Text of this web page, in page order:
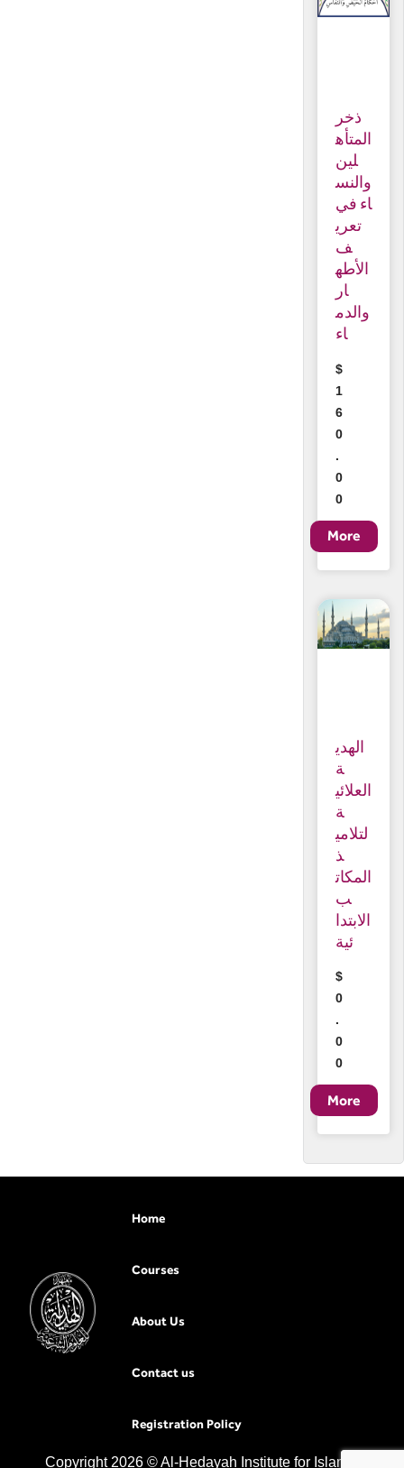
ذخر
المتأه
لين
والنس
اء في
تعري
ف
الأطه
ار
والدم
اء
$
1
6
0
.
0
0
الهدي
ة
العلائي
ة
لتلامي
ذ
المكات
ب
الابتدا
ئية
$
0
.
0
0
Home
Courses
About Us
Contact us
Registration Policy
Copyright 2026 © Al-Hedayah Institute for Islamic